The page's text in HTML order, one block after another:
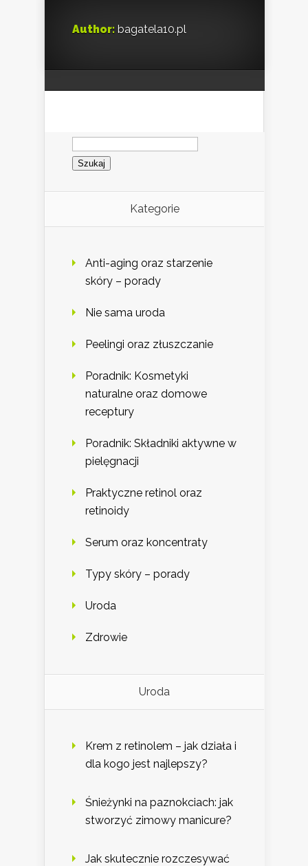
Author: bagatela10.pl
Szukaj:
Kategorie
Anti-aging oraz starzenie
skóry – porady
Nie sama uroda
Peelingi oraz złuszczanie
Poradnik: Kosmetyki
naturalne oraz domowe
receptury
Poradnik: Składniki aktywne w
pielęgnacji
Praktyczne retinol oraz
retinoidy
Serum oraz koncentraty
Typy skóry – porady
Uroda
Zdrowie
Uroda
Krem z retinolem – jak działa i
dla kogo jest najlepszy?
Śnieżynki na paznokciach: jak
stworzyć zimowy manicure?
Jak skutecznie rozczesywać